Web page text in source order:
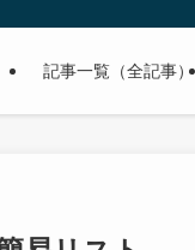
記事一覧（全記事）